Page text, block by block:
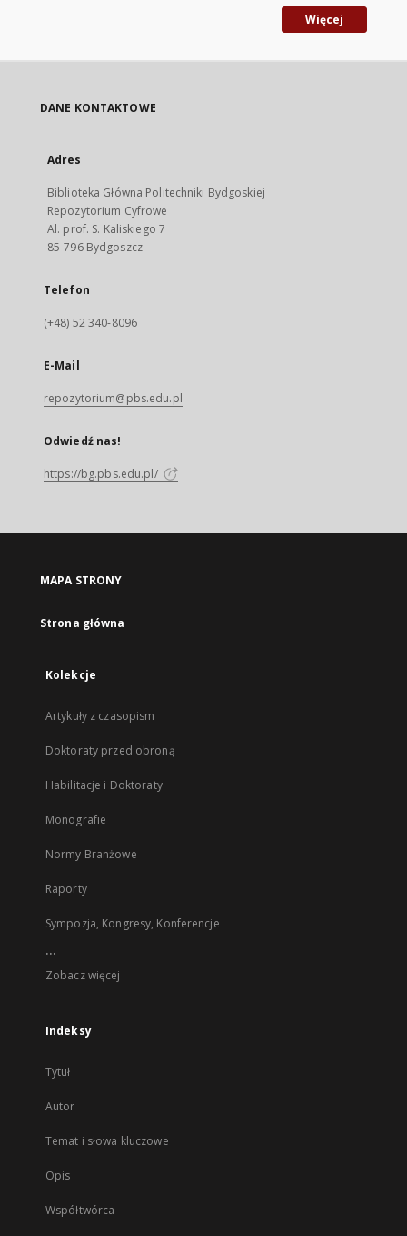
Więcej
DANE KONTAKTOWE
Adres
Biblioteka Główna Politechniki Bydgoskiej
Repozytorium Cyfrowe
Al. prof. S. Kaliskiego 7
85-796 Bydgoszcz
Telefon
(+48) 52 340-8096
E-Mail
repozytorium@pbs.edu.pl
Odwiedź nas!
https://bg.pbs.edu.pl/
MAPA STRONY
Strona główna
Kolekcje
Artykuły z czasopism
Doktoraty przed obroną
Habilitacje i Doktoraty
Monografie
Normy Branżowe
Raporty
Sympozja, Kongresy, Konferencje
...
Zobacz więcej
Indeksy
Tytuł
Autor
Temat i słowa kluczowe
Opis
Współtwórca